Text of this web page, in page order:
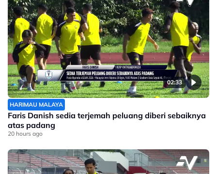
02:33
HARIMAU MALAYA
Faris Danish sedia terjemah peluang diberi sebaiknya
atas padang
20 hours ago